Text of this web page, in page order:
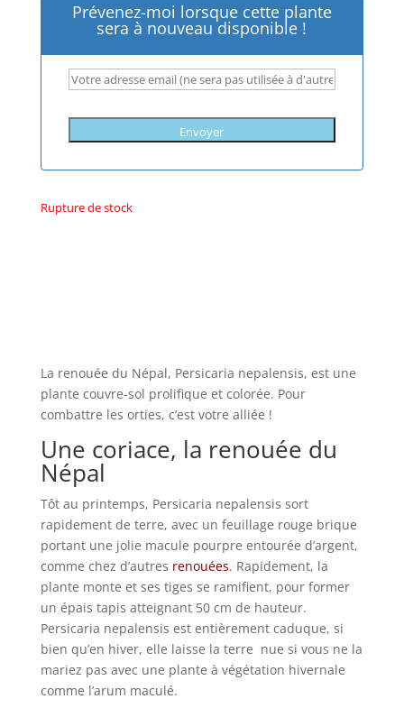
Prévenez-moi lorsque cette plante
sera à nouveau disponible !
Envoyer
Rupture de stock
La renouée du Népal, Persicaria nepalensis, est une
plante couvre-sol prolifique et colorée. Pour
combattre les orties, c’est votre alliée !
Une coriace, la renouée du
Népal
Tôt au printemps, Persicaria nepalensis sort
rapidement de terre, avec un feuillage rouge brique
portant une jolie macule pourpre entourée d’argent,
comme chez d’autres renouées. Rapidement, la
plante monte et ses tiges se ramifient, pour former
un épais tapis atteignant 50 cm de hauteur.
Persicaria nepalensis est entièrement caduque, si
bien qu’en hiver, elle laisse la terre nue si vous ne la
mariez pas avec une plante à végétation hivernale
comme l’arum maculé.